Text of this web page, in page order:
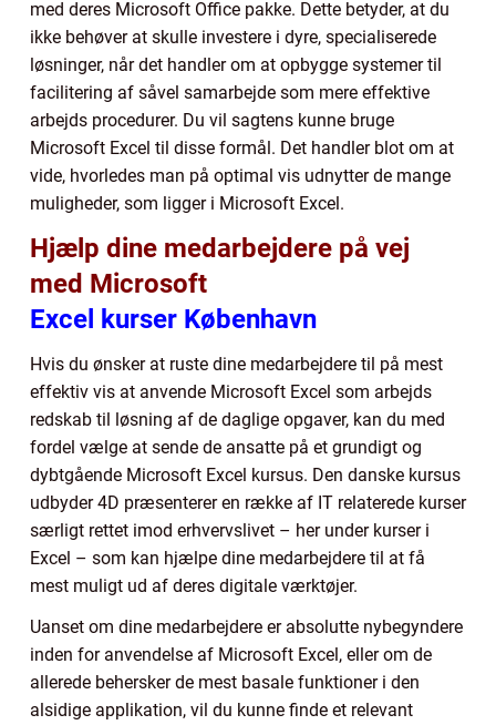
med deres Microsoft Office pakke. Dette betyder, at du
ikke behøver at skulle investere i dyre, specialiserede
løsninger, når det handler om at opbygge systemer til
facilitering af såvel samarbejde som mere effektive
arbejds procedurer. Du vil sagtens kunne bruge
Microsoft Excel til disse formål. Det handler blot om at
vide, hvorledes man på optimal vis udnytter de mange
muligheder, som ligger i Microsoft Excel.
Hjælp dine medarbejdere på vej
med Microsoft
Excel kurser København
Hvis du ønsker at ruste dine medarbejdere til på mest
effektiv vis at anvende Microsoft Excel som arbejds
redskab til løsning af de daglige opgaver, kan du med
fordel vælge at sende de ansatte på et grundigt og
dybtgående Microsoft Excel kursus. Den danske kursus
udbyder 4D præsenterer en række af IT relaterede kurser
særligt rettet imod erhvervslivet – her under kurser i
Excel – som kan hjælpe dine medarbejdere til at få
mest muligt ud af deres digitale værktøjer.
Uanset om dine medarbejdere er absolutte nybegyndere
inden for anvendelse af Microsoft Excel, eller om de
allerede behersker de mest basale funktioner i den
alsidige applikation, vil du kunne finde et relevant